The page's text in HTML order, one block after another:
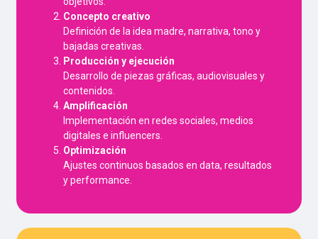
Concepto creativo
Definición de la idea madre, narrativa, tono y
bajadas creativas.
Producción y ejecución
Desarrollo de piezas gráficas, audiovisuales y
contenidos.
Amplificación
Implementación en redes sociales, medios
digitales e influencers.
Optimización
Ajustes continuos basados en data, resultados
y performance.